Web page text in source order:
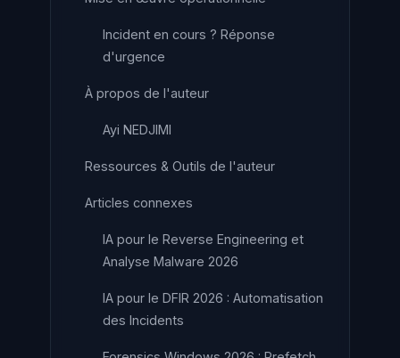
Incident en cours ? Réponse
d'urgence
À propos de l'auteur
Ayi NEDJIMI
Ressources & Outils de l'auteur
Articles connexes
IA pour le Reverse Engineering et
Analyse Malware 2026
IA pour le DFIR 2026 : Automatisation
des Incidents